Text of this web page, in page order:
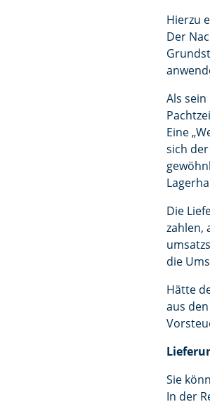
Hierzu
Der
Als
Eine
sich
Die
zahlen,
die
Hätte
aus
Sie
In der